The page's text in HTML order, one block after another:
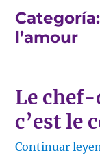
Categoría:
l’amour
Le chef-
c’est le
Continuar